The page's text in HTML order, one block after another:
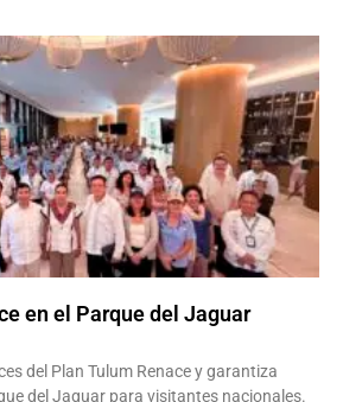
en el Parque del Jaguar
del Plan Tulum Renace y garantiza
del Jaguar para visitantes nacionales.